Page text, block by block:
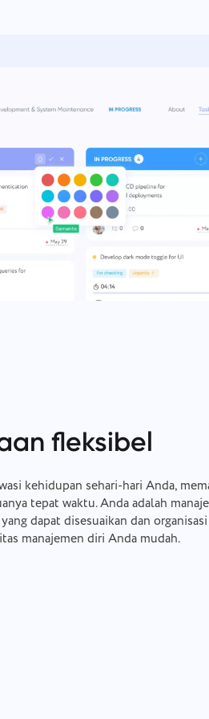
fleksibel
kehidupan sehari-hari Anda,
tepat waktu. Anda adalah
dapat disesuaikan dan
manajemen diri Anda mudah.